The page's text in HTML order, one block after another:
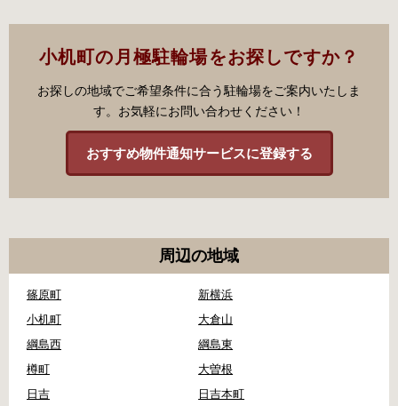
小机町の月極駐輪場をお探しですか？
お探しの地域でご希望条件に合う駐輪場をご案内いたしま
す。お気軽にお問い合わせください！
おすすめ物件通知サービスに登録する
周辺の地域
篠原町
新横浜
小机町
大倉山
綱島西
綱島東
樽町
大曽根
日吉
日吉本町